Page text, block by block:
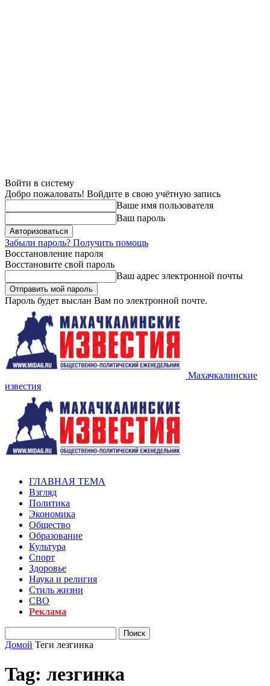
Войти в систему
Добро пожаловать! Войдите в свою учётную запись
Ваше имя пользователя
Ваш пароль
Забыли пароль? Получить помощь
Восстановление пароля
Восстановите свой пароль
Ваш адрес электронной почты
Пароль будет выслан Вам по электронной почте.
Махачкалинские
известия
ГЛАВНАЯ ТЕМА
Взгляд
Политика
Экономика
Общество
Образование
Культура
Спорт
Здоровье
Наука и религия
Стиль жизни
СВО
Реклама
Домой Теги лезгинка
Tag: лезгинка